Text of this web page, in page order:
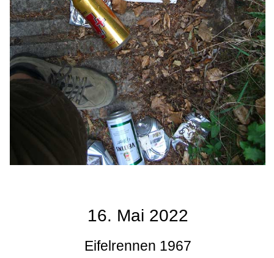
16. Mai 2022
Eifelrennen 1967